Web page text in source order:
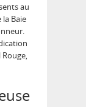
au
la Baie